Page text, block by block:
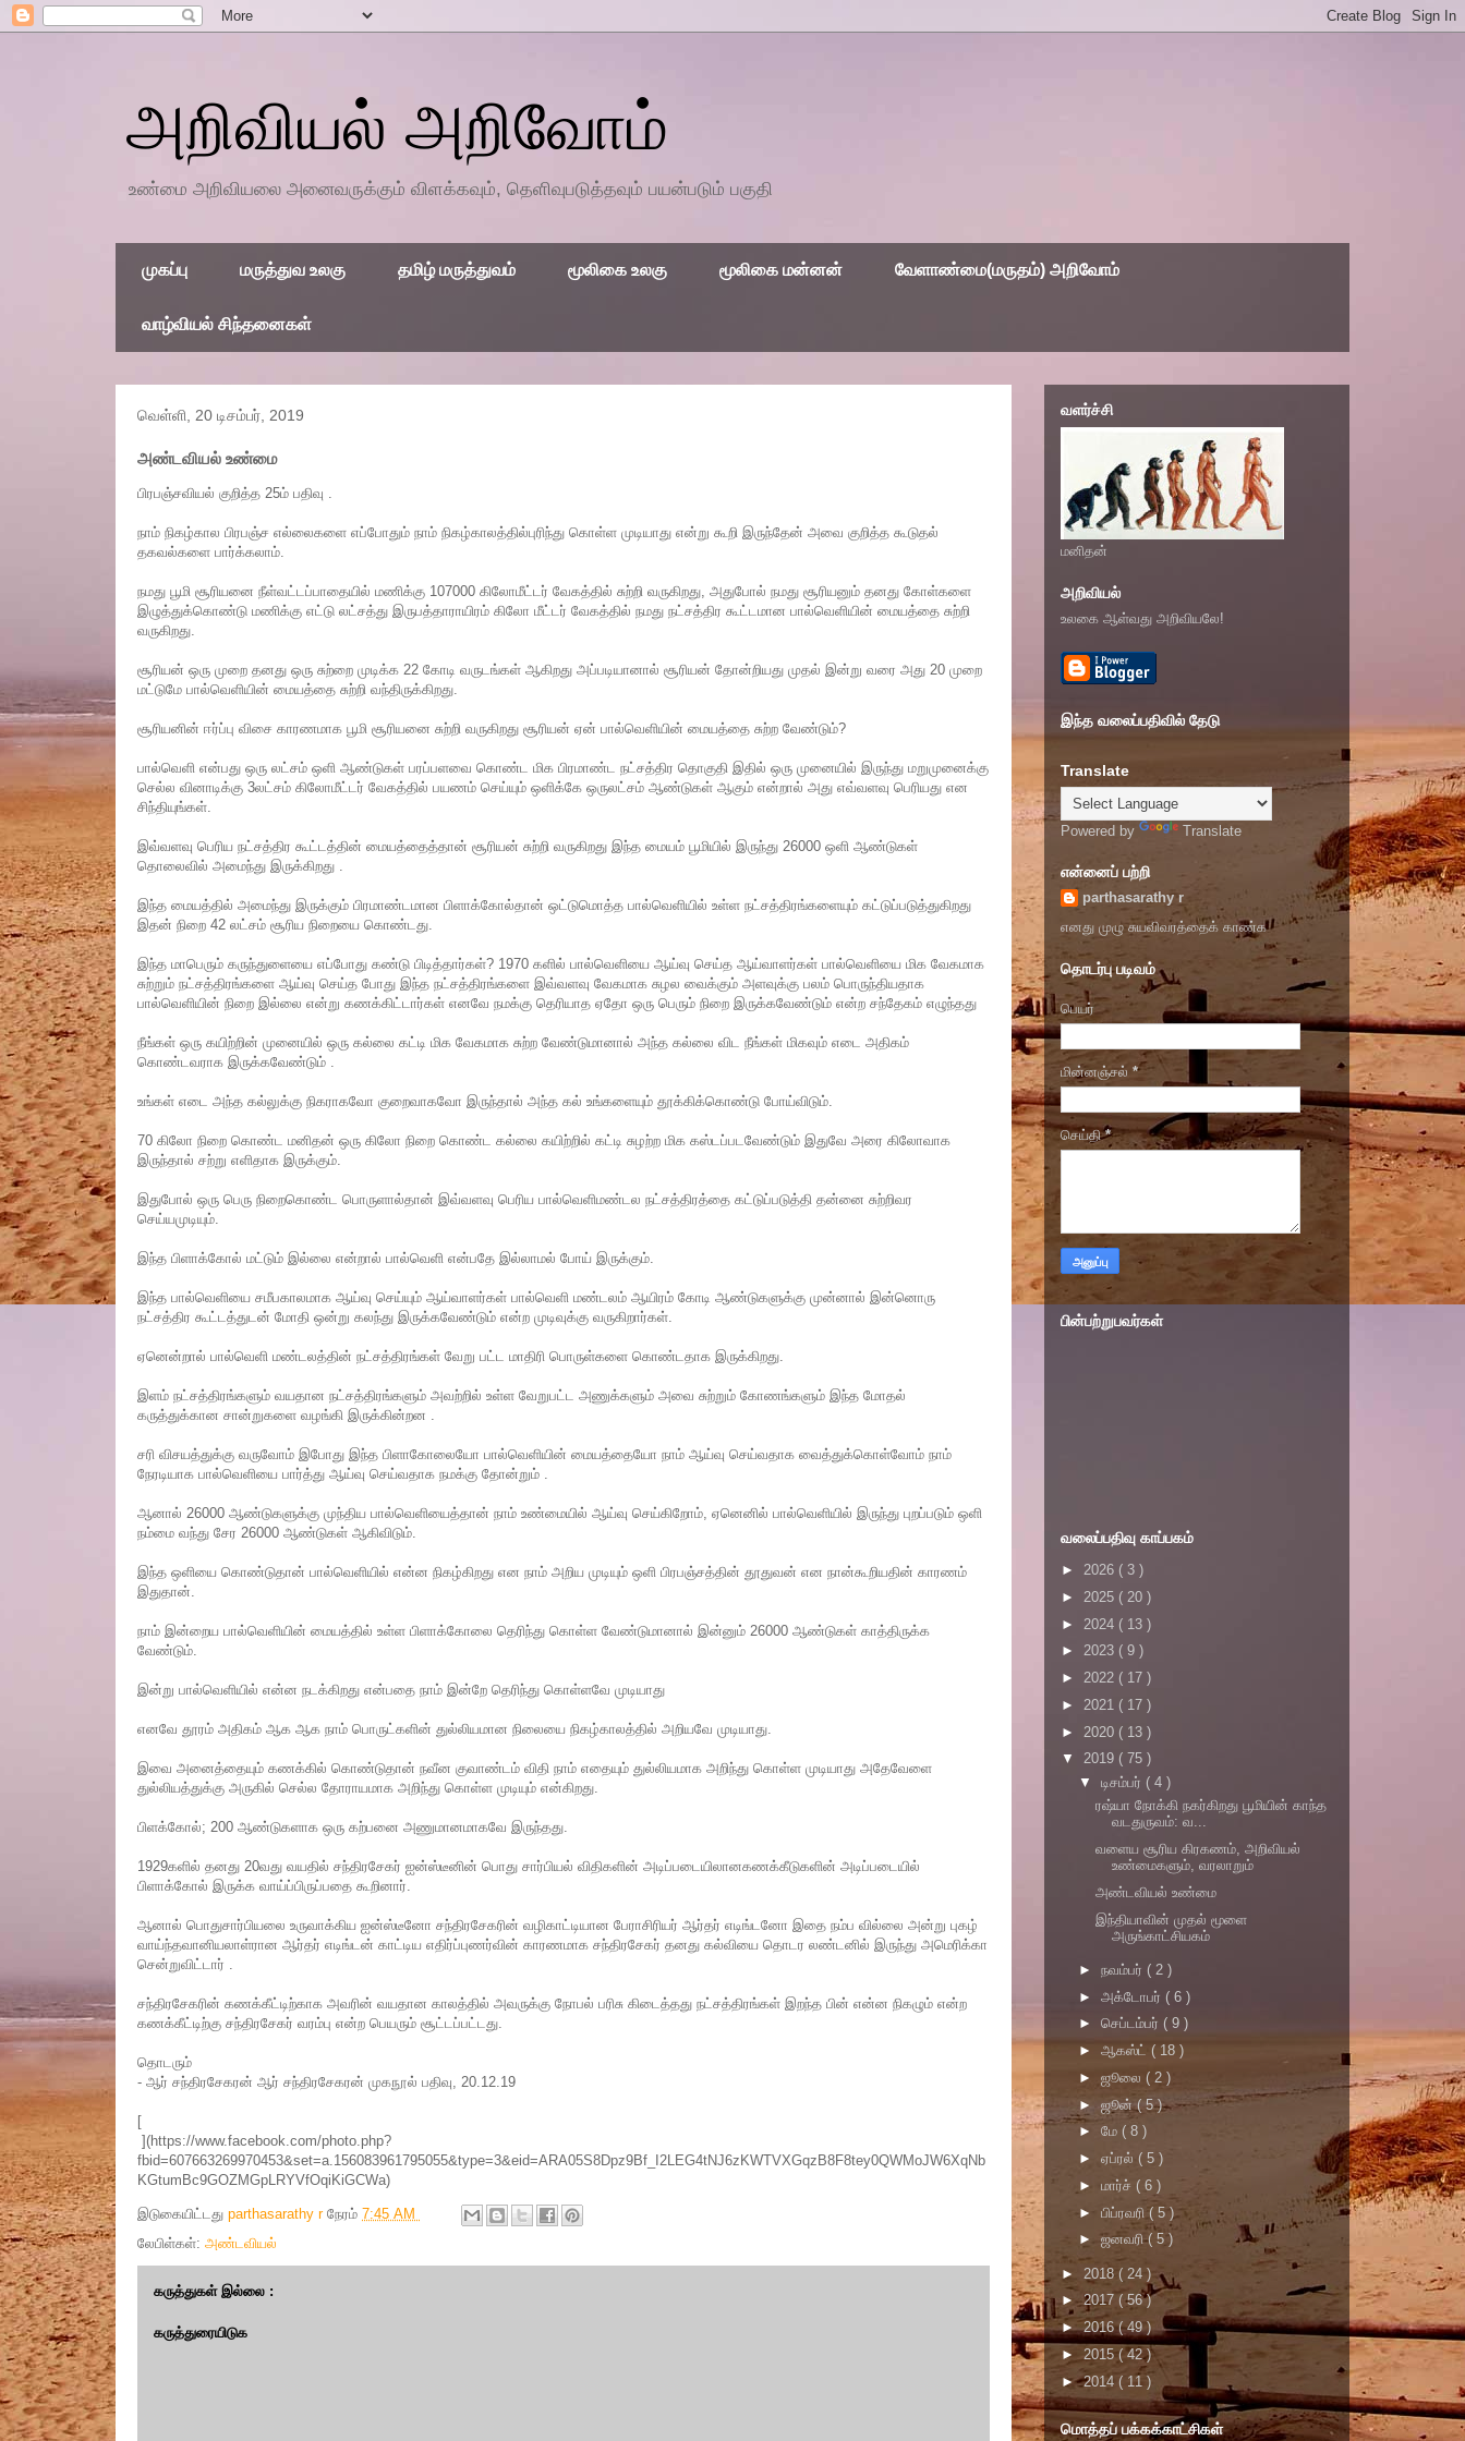
அறிவியல் அறிவோம்
உண்மை அறிவியலை அனைவருக்கும் விளக்கவும், தெளிவுபடுத்தவும் பயன்படும் பகுதி
முகப்பு மருத்துவ உலகு தமிழ் மருத்துவம் மூலிகை உலகு மூலிகை மன்னன் வேளாண்மை(மருதம்) அறிவோம்
வாழ்வியல் சிந்தனைகள்
வெள்ளி, 20 டிசம்பர், 2019
அண்டவியல் உண்மை
பிரபஞ்சவியல் குறித்த 25ம் பதிவு .
நாம் நிகழ்கால பிரபஞ்ச எல்லைகளை எப்போதும் நாம் நிகழ்காலத்தில்புரிந்து கொள்ள முடியாது என்று கூறி இருந்தேன் அவை குறித்த கூடுதல்
தகவல்களை பார்க்கலாம்.
நமது பூமி சூரியனை நீள்வட்டப்பாதையில் மணிக்கு 107000 கிலோமீட்டர் வேகத்தில் சுற்றி வருகிறது, அதுபோல் நமது சூரியனும் தனது கோள்களை
இழுத்துக்கொண்டு மணிக்கு எட்டு லட்சத்து இருபத்தாராயிரம் கிலோ மீட்டர் வேகத்தில் நமது நட்சத்திர கூட்டமான பால்வெளியின் மையத்தை சுற்றி
வருகிறது.
சூரியன் ஒரு முறை தனது ஒரு சுற்றை முடிக்க 22 கோடி வருடங்கள் ஆகிறது அப்படியானால் சூரியன் தோன்றியது முதல் இன்று வரை அது 20 முறை
மட்டுமே பால்வெளியின் மையத்தை சுற்றி வந்திருக்கிறது.
சூரியனின் ஈர்ப்பு விசை காரணமாக பூமி சூரியனை சுற்றி வருகிறது சூரியன் ஏன் பால்வெளியின் மையத்தை சுற்ற வேண்டும்?
பால்வெளி என்பது ஒரு லட்சம் ஒளி ஆண்டுகள் பரப்பளவை கொண்ட மிக பிரமாண்ட நட்சத்திர தொகுதி இதில் ஒரு முனையில் இருந்து மறுமுனைக்கு
செல்ல வினாடிக்கு 3லட்சம் கிலோமீட்டர் வேகத்தில் பயணம் செய்யும் ஒளிக்கே ஒருலட்சம் ஆண்டுகள் ஆகும் என்றால் அது எவ்வளவு பெரியது என
சிந்தியுங்கள்.
இவ்வளவு பெரிய நட்சத்திர கூட்டத்தின் மையத்தைத்தான் சூரியன் சுற்றி வருகிறது இந்த மையம் பூமியில் இருந்து 26000 ஒளி ஆண்டுகள்
தொலைவில் அமைந்து இருக்கிறது .
இந்த மையத்தில் அமைந்து இருக்கும் பிரமாண்டமான பிளாக்கோல்தான் ஒட்டுமொத்த பால்வெளியில் உள்ள நட்சத்திரங்களையும் கட்டுப்படுத்துகிறது
இதன் நிறை 42 லட்சம் சூரிய நிறையை கொண்டது.
இந்த மாபெரும் கருந்துளையை எப்போது கண்டு பிடித்தார்கள்? 1970 களில் பால்வெளியை ஆய்வு செய்த ஆய்வாளர்கள் பால்வெளியை மிக வேகமாக
சுற்றும் நட்சத்திரங்களை ஆய்வு செய்த போது இந்த நட்சத்திரங்களை இவ்வளவு வேகமாக சுழல வைக்கும் அளவுக்கு பலம் பொருந்தியதாக
பால்வெளியின் நிறை இல்லை என்று கணக்கிட்டார்கள் எனவே நமக்கு தெரியாத ஏதோ ஒரு பெரும் நிறை இருக்கவேண்டும் என்ற சந்தேகம் எழுந்தது
நீங்கள் ஒரு கயிற்றின் முனையில் ஒரு கல்லை கட்டி மிக வேகமாக சுற்ற வேண்டுமானால் அந்த கல்லை விட நீங்கள் மிகவும் எடை அதிகம்
கொண்டவராக இருக்கவேண்டும் .
உங்கள் எடை அந்த கல்லுக்கு நிகராகவோ குறைவாகவோ இருந்தால் அந்த கல் உங்களையும் தூக்கிக்கொண்டு போய்விடும்.
70 கிலோ நிறை கொண்ட மனிதன் ஒரு கிலோ நிறை கொண்ட கல்லை கயிற்றில் கட்டி சுழற்ற மிக கஸ்டப்படவேண்டும் இதுவே அரை கிலோவாக
இருந்தால் சற்று எளிதாக இருக்கும்.
இதுபோல் ஒரு பெரு நிறைகொண்ட பொருளால்தான் இவ்வளவு பெரிய பால்வெளிமண்டல நட்சத்திரத்தை கட்டுப்படுத்தி தன்னை சுற்றிவர
செய்யமுடியும்.
இந்த பிளாக்கோல் மட்டும் இல்லை என்றால் பால்வெளி என்பதே இல்லாமல் போய் இருக்கும்.
இந்த பால்வெளியை சமீபகாலமாக ஆய்வு செய்யும் ஆய்வாளர்கள் பால்வெளி மண்டலம் ஆயிரம் கோடி ஆண்டுகளுக்கு முன்னால் இன்னொரு
நட்சத்திர கூட்டத்துடன் மோதி ஒன்று கலந்து இருக்கவேண்டும் என்ற முடிவுக்கு வருகிறார்கள்.
ஏனென்றால் பால்வெளி மண்டலத்தின் நட்சத்திரங்கள் வேறு பட்ட மாதிரி பொருள்களை கொண்டதாக இருக்கிறது.
இளம் நட்சத்திரங்களும் வயதான நட்சத்திரங்களும் அவற்றில் உள்ள வேறுபட்ட அணுக்களும் அவை சுற்றும் கோணங்களும் இந்த மோதல்
கருத்துக்கான சான்றுகளை வழங்கி இருக்கின்றன .
சரி விசயத்துக்கு வருவோம் இபோது இந்த பிளாகோலையோ பால்வெளியின் மையத்தையோ நாம் ஆய்வு செய்வதாக வைத்துக்கொள்வோம் நாம்
நேரடியாக பால்வெளியை பார்த்து ஆய்வு செய்வதாக நமக்கு தோன்றும் .
ஆனால் 26000 ஆண்டுகளுக்கு முந்திய பால்வெளியைத்தான் நாம் உண்மையில் ஆய்வு செய்கிறோம், ஏனெனில் பால்வெளியில் இருந்து புறப்படும் ஒளி
நம்மை வந்து சேர 26000 ஆண்டுகள் ஆகிவிடும்.
இந்த ஒளியை கொண்டுதான் பால்வெளியில் என்ன நிகழ்கிறது என நாம் அறிய முடியும் ஒளி பிரபஞ்சத்தின் தூதுவன் என நான்கூறியதின் காரணம்
இதுதான்.
நாம் இன்றைய பால்வெளியின் மையத்தில் உள்ள பிளாக்கோலை தெரிந்து கொள்ள வேண்டுமானால் இன்னும் 26000 ஆண்டுகள் காத்திருக்க
வேண்டும்.
இன்று பால்வெளியில் என்ன நடக்கிறது என்பதை நாம் இன்றே தெரிந்து கொள்ளவே முடியாது
எனவே தூரம் அதிகம் ஆக ஆக நாம் பொருட்களின் துல்லியமான நிலையை நிகழ்காலத்தில் அறியவே முடியாது.
இவை அனைத்தையும் கணக்கில் கொண்டுதான் நவீன குவாண்டம் விதி நாம் எதையும் துல்லியமாக அறிந்து கொள்ள முடியாது அதேவேளை
துல்லியத்துக்கு அருகில் செல்ல தோராயமாக அறிந்து கொள்ள முடியும் என்கிறது.
பிளக்கோல்; 200 ஆண்டுகளாக ஒரு கற்பனை அணுமானமாகவே இருந்தது.
1929களில் தனது 20வது வயதில் சந்திரசேகர் ஐன்ஸ்டீனின் பொது சார்பியல் விதிகளின் அடிப்படையிலானகணக்கீடுகளின் அடிப்படையில்
பிளாக்கோல் இருக்க வாய்ப்பிருப்பதை கூறினார்.
ஆனால் பொதுசார்பியலை உருவாக்கிய ஐன்ஸ்டீனோ சந்திரசேகரின் வழிகாட்டியான பேராசிரியர் ஆர்தர் எடிங்டனோ இதை நம்ப வில்லை அன்று புகழ்
வாய்ந்தவானியலாள்ரான ஆர்தர் எடிங்டன் காட்டிய எதிர்ப்புணர்வின் காரணமாக சந்திரசேகர் தனது கல்வியை தொடர லண்டனில் இருந்து அமெரிக்கா
சென்றுவிட்டார் .
சந்திரசேகரின் கணக்கீட்டிற்காக அவரின் வயதான காலத்தில் அவருக்கு நோபல் பரிசு கிடைத்தது நட்சத்திரங்கள் இறந்த பின் என்ன நிகழும் என்ற
கணக்கீட்டிற்கு சந்திரசேகர் வரம்பு என்ற பெயரும் சூட்டப்பட்டது.
தொடரும்
- ஆர் சந்திரசேகரன் ஆர் சந்திரசேகரன் முகநூல் பதிவு, 20.12.19
[
](https://www.facebook.com/photo.php?
fbid=607663269970453&set=a.156083961795055&type=3&eid=ARA05S8Dpz9Bf_I2LEG4tNJ6zKWTVXGqzB8F8tey0QWMoJW6XqNb
KGtumBc9GOZMGpLRYVfOqiKiGCWa)
இடுகையிட்டது parthasarathy r நேரம் 7:45 AM
லேபிள்கள்: அண்டவியல்
கருத்துகள் இல்லை :
கருத்துரையிடுக
வளர்ச்சி
மனிதன்
அறிவியல்
உலகை ஆள்வது அறிவியலே!
இந்த வலைப்பதிவில் தேடு
Translate
Powered by Translate
என்னைப் பற்றி
parthasarathy r
எனது முழு சுயவிவரத்தைக் காண்க
தொடர்பு படிவம்
பெயர்
மின்னஞ்சல் *
செய்தி*
பின்பற்றுபவர்கள்
வலைப்பதிவு காப்பகம்
► 2026 ( 3 )
► 2025 ( 20 )
► 2024 ( 13 )
► 2023 ( 9 )
► 2022 ( 17 )
► 2021 ( 17 )
► 2020 ( 13 )
▼ 2019 ( 75 )
▼ டிசம்பர் ( 4 )
ரஷ்யா நோக்கி நகர்கிறது பூமியின் காந்த
வடதுருவம்: வ...
வளைய சூரிய கிரகணம், அறிவியல்
உண்மைகளும், வரலாறும்
அண்டவியல் உண்மை
இந்தியாவின் முதல் மூளை
அருங்காட்சியகம்
► நவம்பர் ( 2 )
► அக்டோபர் ( 6 )
► செப்டம்பர் ( 9 )
► ஆகஸ்ட் ( 18 )
► ஜூலை ( 2 )
► ஜூன்( 5 )
► மே ( 8 )
► ஏப்ரல் ( 5 )
► மார்ச் ( 6 )
► பிப்ரவரி ( 5 )
► ஜனவரி( 5 )
► 2018 ( 24 )
►2017 ( 56 )
►2016( 49 )
► 2015 ( 42 )
►2014 ( 11 )
மொத்தப் பக்கக்காட்சிகள்